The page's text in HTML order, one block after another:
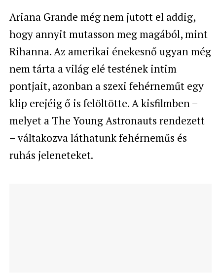
Ariana Grande még nem jutott el addig,
hogy annyit mutasson meg magából, mint
Rihanna. Az amerikai énekesnő ugyan még
nem tárta a világ elé testének intim
pontjait, azonban a szexi fehérneműt egy
klip erejéig ő is felöltötte. A kisfilmben –
melyet a The Young Astronauts rendezett
– váltakozva láthatunk fehérneműs és
ruhás jeleneteket.